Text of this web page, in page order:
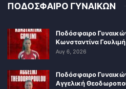
ΠΟΔΟΣΦΑΙΡΟ ΓΥΝΑΙΚΩΝ
Ποδόσφαιρο
Κωνσταντίνα Γουλιμή
Αυγ 6, 2026
Ποδόσφαιρο
Αγγελική